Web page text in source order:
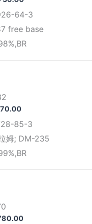
范
围：
¥960.00
至
64-3
free base
价
范
围：
¥250.00
至
85-3
姆; DM-235
价